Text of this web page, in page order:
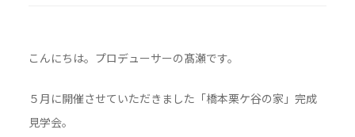
こんにちは。プロデューサーの髙瀬です。
５月に開催させていただきました「橋本栗ケ谷の家」完成
見学会。